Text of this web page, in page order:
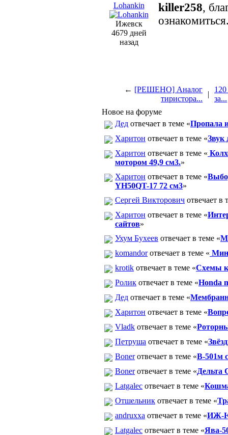
Lohankin
Ижевск
4679 дней
назад
killer258,
← [РЕШЕНО] Аналог
тиристора...
|
за...
Новое на форуме
Дед отвечает в теме «Пропала
Харитон отвечает в теме «Звук
Харитон отвечает в теме «
мотором 49,9 см3.»
Харитон отвечает в теме «
YH50QT-17 72 см3»
Сергей Викторович отвечает в
Харитон отвечает в теме «
сайтов»
Ухум Бухеев отвечает в теме «
komandorотвечает в теме «
krotik отвечает в теме «Схемы
Ролик отвечает в теме «Honda
Дед отвечает в теме «
Харитон отвечает в теме «
Vladk отвечает в теме «
Петруша отвечает в теме «
Bonerотвечает в теме «В-501м
Bonerотвечает в теме «Дельта
Latgalec отвечает в теме «
Отшельник отвечает в теме «
andruxxa отвечает в теме «ИЖ-Ю
Latgalec отвечает в теме «Ява-